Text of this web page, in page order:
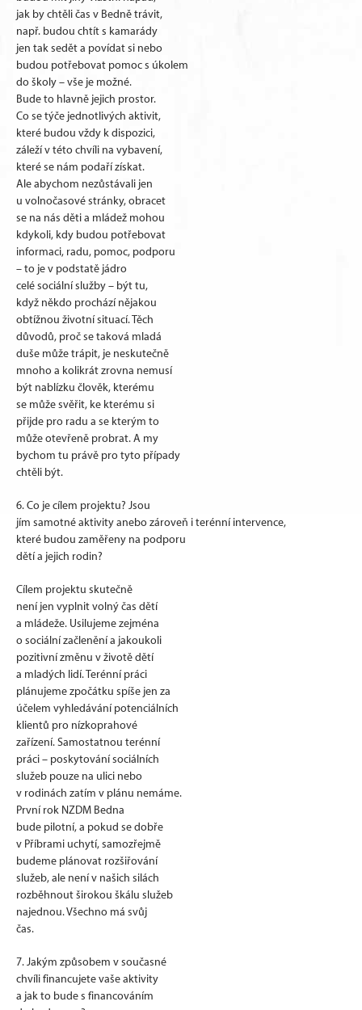
jak by chtěli čas v Bedně trávit,
např. budou chtít s kamarády
jen tak sedět a povídat si nebo
budou potřebovat pomoc s úkolem
do školy – vše je možné.
Bude to hlavně jejich prostor.
Co se týče jednotlivých aktivit,
které budou vždy k dispozici,
záleží v této chvíli na vybavení,
které se nám podaří získat.
Ale abychom nezůstávali jen
u volnočasové stránky, obracet
se na nás děti a mládež mohou
kdykoli, kdy budou potřebovat
informaci, radu, pomoc, podporu
– to je v podstatě jádro
celé sociální služby – být tu,
když někdo prochází nějakou
obtížnou životní situací. Těch
důvodů, proč se taková mladá
duše může trápit, je neskutečně
mnoho a kolikrát zrovna nemusí
být nablízku člověk, kterému
se může svěřit, ke kterému si
přijde pro radu a se kterým to
může otevřeně probrat. A my
bychom tu právě pro tyto případy
chtěli být.
6. Co je cílem projektu? Jsou
jím samotné aktivity anebo zároveň i terénní intervence,
které budou zaměřeny na podporu
dětí a jejich rodin?
Cílem projektu skutečně
není jen vyplnit volný čas dětí
a mládeže. Usilujeme zejména
o sociální začlenění a jakoukoli
pozitivní změnu v životě dětí
a mladých lidí. Terénní práci
plánujeme zpočátku spíše jen za
účelem vyhledávání potenciálních
klientů pro nízkoprahové
zařízení. Samostatnou terénní
práci – poskytování sociálních
služeb pouze na ulici nebo
v rodinách zatím v plánu nemáme.
První rok NZDM Bedna
bude pilotní, a pokud se dobře
v Příbrami uchytí, samozřejmě
budeme plánovat rozšiřování
služeb, ale není v našich silách
rozběhnout širokou škálu služeb
najednou. Všechno má svůj
čas.
7. Jakým způsobem v současné
chvíli financujete vaše aktivity
a jak to bude s financováním